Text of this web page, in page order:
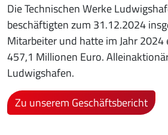
Die Technischen Werke
beschäftigten zum 31.12.2024
Mitarbeiter und hatte im Jahr 2024
457,1 Millionen Euro.
Ludwigshafen.
Zu unserem Geschäftsbericht